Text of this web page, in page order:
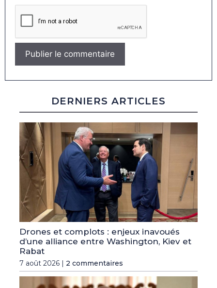
DERNIERS ARTICLES
Drones et complots : enjeux inavoués
d’une alliance entre Washington, Kiev et
Rabat
7 août 2026 | 2 commentaires